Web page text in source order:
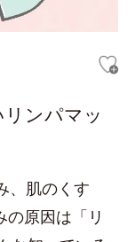
ンパマッ
、肌のくす
原因は「リ